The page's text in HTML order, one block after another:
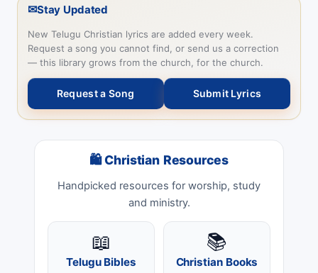
✉Stay Updated
New Telugu Christian lyrics are added every week.
Request a song you cannot find, or send us a correction
— this library grows from the church, for the church.
Request a Song Submit Lyrics
🛍 Christian Resources
Handpicked resources for worship, study
and ministry.
📖
Telugu Bibles
📚
Christian Books